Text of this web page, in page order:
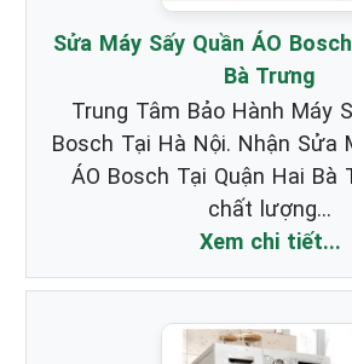
Sửa Máy Sấy Quần ÁO
Bà Trưng
Trung Tâm Bảo Hành Máy
Bosch Tại Hà Nội. Nhận Sửa
ÁO Bosch Tại Quận Hai Bà
chất lượng...
Xem chi tiết...